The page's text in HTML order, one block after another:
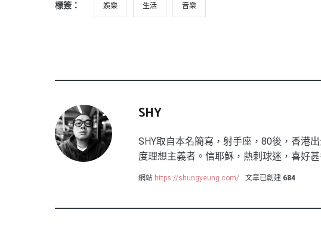
標簽： 娛樂 生活 音樂
SHY
SHY取自本名簡寫，射手座，80後，香港
度理想主義者。信耶穌，熱刺球迷，喜好
網站 https://shungyeung.com/ 文章已創建 684